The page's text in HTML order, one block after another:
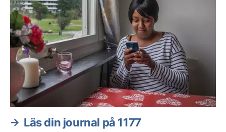
Läs din journal på 1177